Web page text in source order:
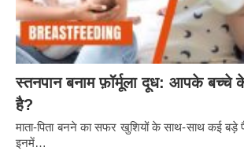
स्तनपान बनाम फ़ॉर्मूला दूध: आपके बच्चे
है?
माता-पिता बनने का सफर खुशियों के साथ-साथ कई बड़े
इनमें…